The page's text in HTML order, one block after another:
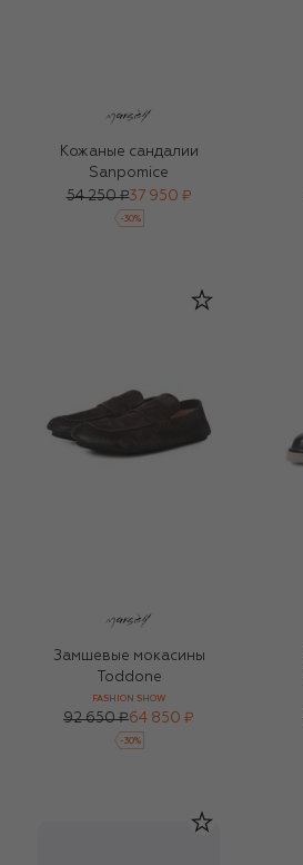
Кожаные сандалии
Sanpomice
54 250 ₽37 950 ₽
-30%
Замшевые мокасины
Toddone
FASHION SHOW
92 650 ₽64 850 ₽
-30%